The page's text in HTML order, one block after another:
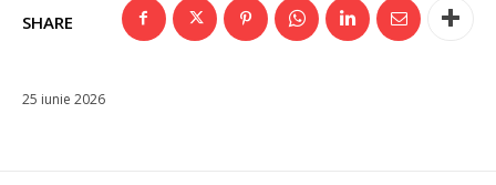
SHARE
25 iunie 2026